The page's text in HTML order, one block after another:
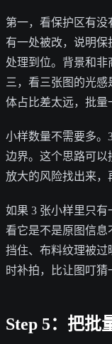
第一，看保护区有
有一处被改，说明
处理到位。背景和
三，看三张图的光
体占比差太远，批量
小样数量不需要多。
边界。这个思路可以
放大的风险找出来，
如果 3 张小样里只
看它是不是原图信息
挡住、布料纹理被过
时补拍，比让图叮猜
Step 5：把批